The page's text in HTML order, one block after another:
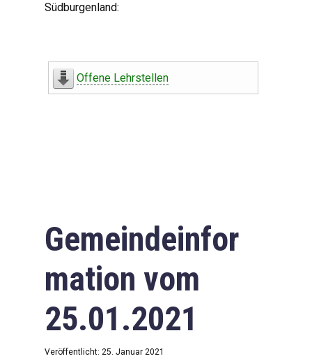
Südburgenland:
Offene Lehrstellen
Gemeindeinfor
mation vom
25.01.2021
Veröffentlicht: 25. Januar 2021